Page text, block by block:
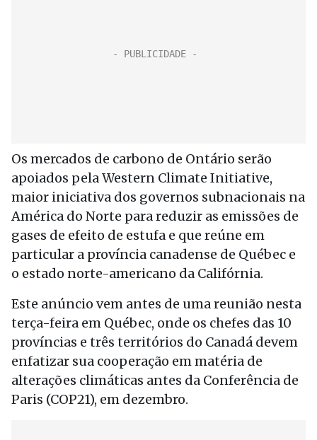
Os mercados de carbono de Ontário serão
apoiados pela Western Climate Initiative,
maior iniciativa dos governos subnacionais na
América do Norte para reduzir as emissões de
gases de efeito de estufa e que reúne em
particular a província canadense de Québec e
o estado norte-americano da Califórnia.
Este anúncio vem antes de uma reunião nesta
terça-feira em Québec, onde os chefes das 10
províncias e três territórios do Canadá devem
enfatizar sua cooperação em matéria de
alterações climáticas antes da Conferência de
Paris (COP21), em dezembro.